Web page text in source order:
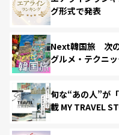
グ形式で発表
Next韓国旅 次の
グルメ・テクニ
旬な“あの人”が
載 MY TRAVEL